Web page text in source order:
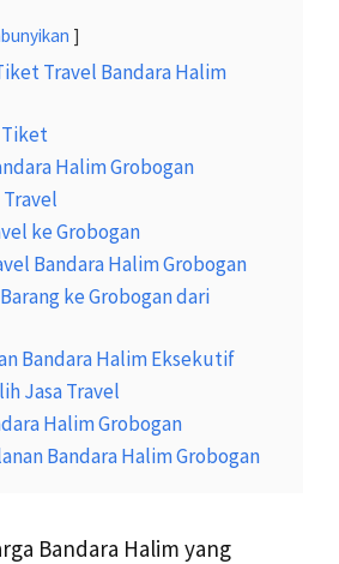
Travel Bandara Halim
Tiket
Halim Grobogan
ke Grobogan
Bandara Halim Grobogan
ke Grobogan dari
Bandara Halim Eksekutif
Jasa Travel
Halim Grobogan
Bandara Halim Grobogan
Bandara Halim yang